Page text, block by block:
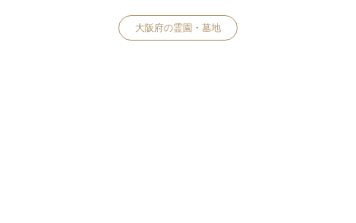
大阪府の霊園・墓地